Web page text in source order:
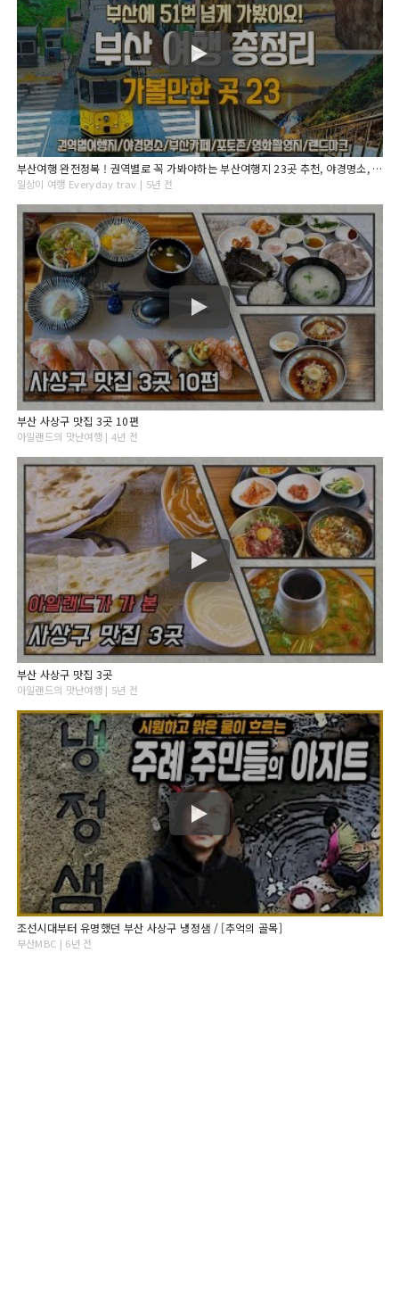
부산여행 완전정복 ! 권역별로 꼭 가봐야하는 부산여행지 23곳 추천, 야경명소, 부산카페, 부산포토존, 부산숙소추천, 여행지 가는법과 꿀팁! Busan Travel
일상이 여행 Everyday trav | 5년 전
부산 사상구 맛집 3곳 10편
아일랜드의 맛난여행 | 4년 전
부산 사상구 맛집 3곳
아일랜드의 맛난여행 | 5년 전
조선시대부터 유명했던 부산 사상구 냉정샘 / [추억의 골목]
부산MBC | 6년 전